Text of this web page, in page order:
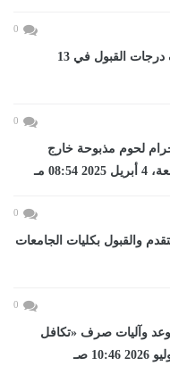
0
تنسيق الثانوى العام 2027.. اعرف درجات القبول في 13
0
ضبط ١٨٥ كيلو جرام لحوم مذبوحة خارج
مـ
0
طريقة التقدم والقبول بكليات الجامعات
0
جنيه.. موعد وآليات صرف «تكافل